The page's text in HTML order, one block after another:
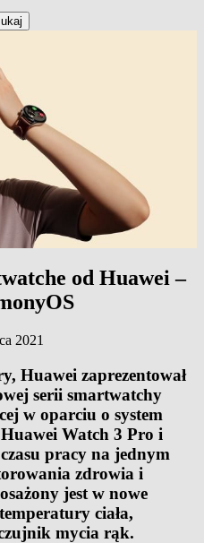
od Huawei –
2021
Huawei zaprezentował
serii smartwatchy
w oparciu o system
Watch 3 Pro i
pracy na jednym
zdrowia i
jest w nowe
ciała,
mycia rąk.